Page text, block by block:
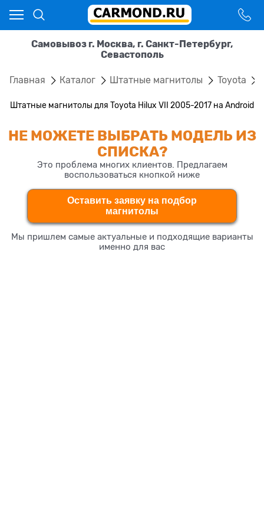
Самовывоз г. Москва, г. Санкт-Петербург,
Севастополь
Главная Каталог Штатные магнитолы Toyota
Штатные магнитолы для Toyota Hilux VII 2005-2017 на Android
НЕ МОЖЕТЕ ВЫБРАТЬ МОДЕЛЬ ИЗ
СПИСКА?
Это проблема многих клиентов. Предлагаем
воспользоваться кнопкой ниже
Оставить заявку на подбор
магнитолы
Мы пришлем самые актуальные и подходящие варианты
именно для вас